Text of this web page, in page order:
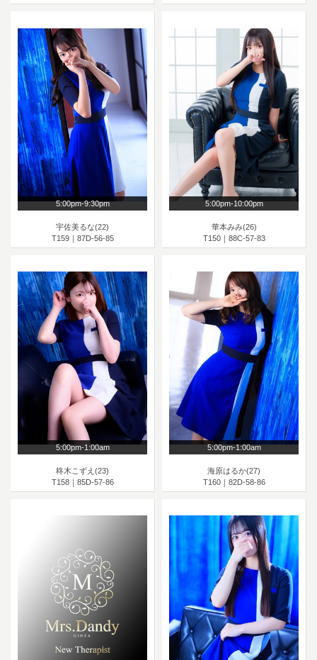
5:00pm-9:30pm
宇佐美るな(22)
T159｜87D-56-85
5:00pm-10:00pm
華本みみ(26)
T150｜88C-57-83
5:00pm-1:00am
柊木こずえ(23)
T158｜85D-57-86
5:00pm-1:00am
海原はるか(27)
T160｜82D-58-86